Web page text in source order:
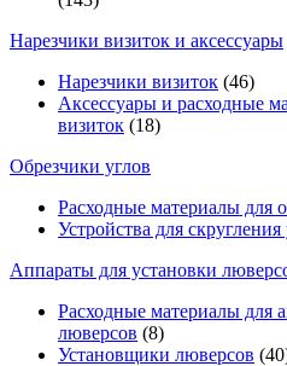
Нарезчики визиток и аксессуары
Нарезчики визиток (46)
Аксессуары и расходные
визиток (18)
Обрезчики углов
Расходные материалы для
Устройства для скругления
Аппараты для установки
Расходные материалы для
люверсов (8)
Установщики люверсов